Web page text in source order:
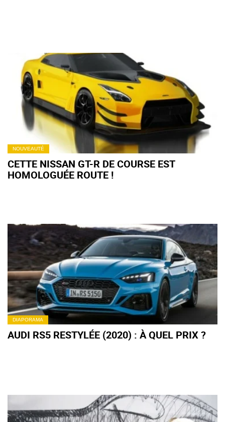
NOUVEAUTÉ
CETTE NISSAN GT-R DE COURSE EST
HOMOLOGUÉE ROUTE !
DIAPORAMA
AUDI RS5 RESTYLÉE (2020) : À QUEL PRIX ?